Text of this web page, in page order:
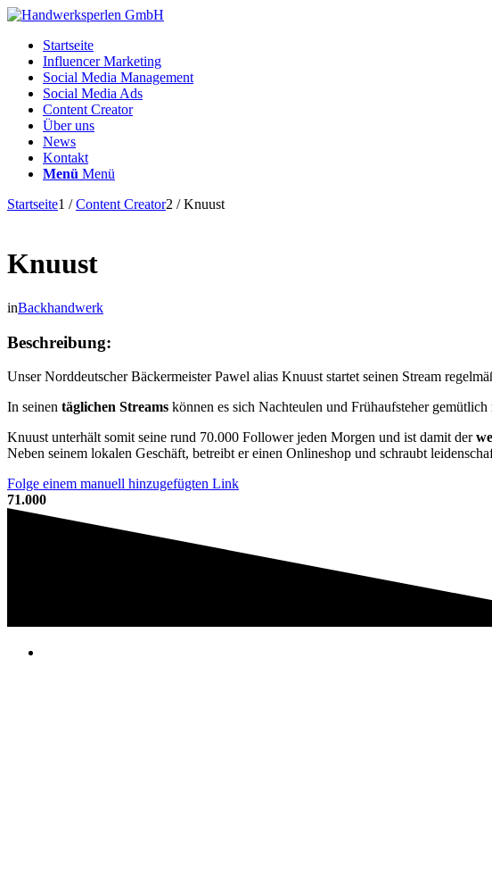
Startseite
Influencer Marketing
Social Media Management
Social Media Ads
Content Creator
Über uns
News
Kontakt
Menü Menü
Startseite1 / Content Creator2 / Knuust
Knuust
inBackhandwerk
Beschreibung:
Unser Norddeutscher Bäckermeister Pawel alias Knuust startet seinen Stream
In seinen täglichen Streams können es sich Nachteulen und Frühaufsteher
Knuust unterhält somit seine rund 70.000 Follower jeden Morgen und ist damit der
Neben seinem lokalen Geschäft, betreibt er einen Onlineshop und schraubt
Folge einem manuell hinzugefügten Link
71.000